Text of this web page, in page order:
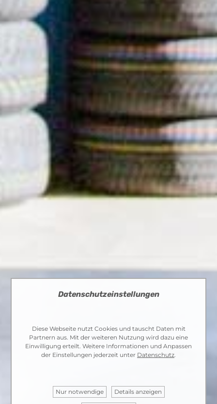
Datenschutzeinstellungen
Diese Webseite nutzt Cookies und tauscht Daten mit
Partnern aus. Mit der weiteren Nutzung wird dazu eine
Einwilligung erteilt. Weitere Informationen und Anpassen
der Einstellungen jederzeit unter Datenschutz.
Nur notwendige Details anzeigen